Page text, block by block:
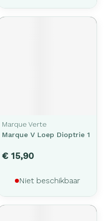
Marque Verte
Marque V Loep Dioptrie 1
€ 15,90
Niet beschikbaar